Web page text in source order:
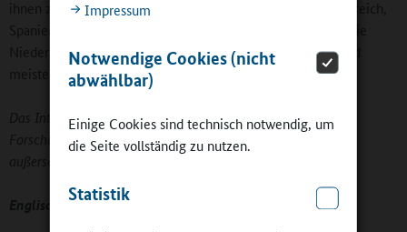
Impressum
Notwendige Cookies (nicht
abwählbar)
Einige Cookies sind technisch notwendig, um
die Seite vollständig zu nutzen.
Statistik
ihnen zu lernen. Wir gucken nicht nach Deutschland, Frankreich,
Spanien oder Italien. Möglicherweise schauen wir noch in die
Niederlande oder nach Schweden. Wir schauen anscheinend
meistens auf Orte, wo Englisch gesprochen wird.
Das Interview wurde 2011 im Rahmen des Internationalen
Forschungsnetzwerkes zu außerunterrichtlichen und
außerschulischen Bildungsangeboten (NEO ER) geführt.
Englische Originalfassung: